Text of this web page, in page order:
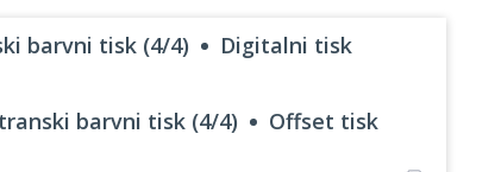
barvni tisk (4/4) Digitalni tisk
barvni tisk (4/4) Offset tisk